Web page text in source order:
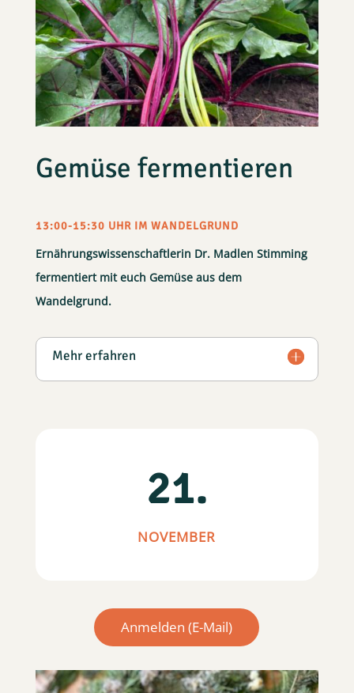
Gemüse fermentieren
13:00-15:30 UHR IM WANDELGRUND
Ernährungswissenschaftlerin Dr. Madlen Stimming
fermentiert mit euch Gemüse aus dem
Wandelgrund.
Mehr erfahren
21.
NOVEMBER
Anmelden (E-Mail)